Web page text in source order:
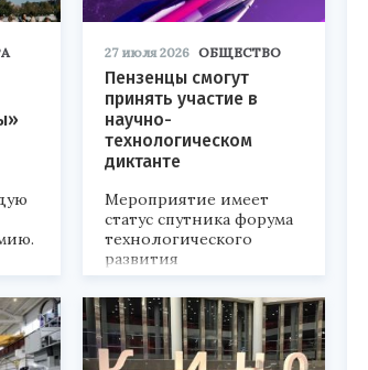
27 июля 2026 ОБЩЕСТВО
Пензенцы смогут
принять участие в
научно-
технологическом
диктанте
Мероприятие имеет
статус спутника форума
технологического
развития
«Технопром-2026».